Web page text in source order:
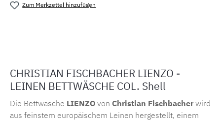
Zum Merkzettel hinzufügen
CHRISTIAN FISCHBACHER LIENZO -
LEINEN BETTWÄSCHE COL. Shell
Die Bettwäsche LIENZO von Christian Fischbacher wird
aus feinstem europäischem Leinen hergestellt, einem